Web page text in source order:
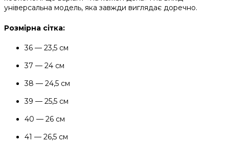
універсальна модель, яка завжди виглядає доречно.
Розмірна сітка:
36 — 23,5 см
37 — 24 см
38 — 24,5 см
39 — 25,5 см
40 — 26 см
41 — 26,5 см